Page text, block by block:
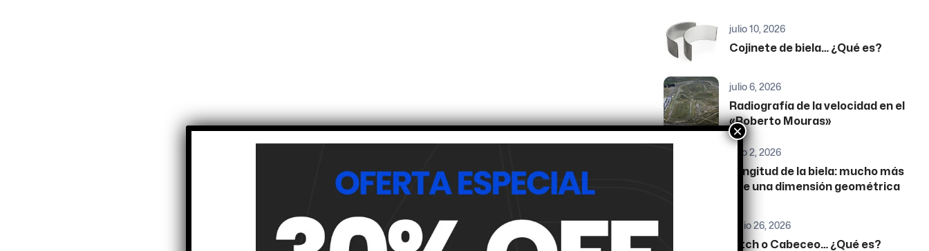
julio 10, 2026
Cojinete de biela… ¿Qué es?
julio 6, 2026
Radiografía de la velocidad en el
«Roberto Mouras»
julio 2, 2026
Longitud de la biela: mucho más
que una dimensión geométrica
junio 26, 2026
Pitch o Cabeceo… ¿Qué es?
×